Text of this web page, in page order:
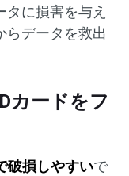
タに損害を与え
らデータを救出
カードをフ
破損しやすいで